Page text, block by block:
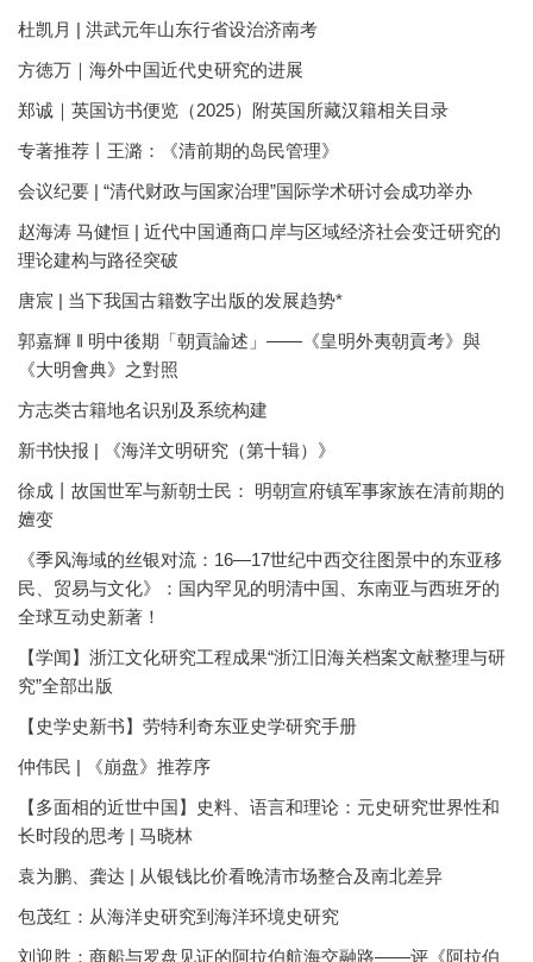
杜凯月 | 洪武元年山东行省设治济南考
方徳万｜海外中国近代史研究的进展
郑诚｜英国访书便览（2025）附英国所藏汉籍相关目录
专著推荐丨王潞：《清前期的岛民管理》
会议纪要 | “清代财政与国家治理”国际学术研讨会成功举办
赵海涛 马健恒 | 近代中国通商口岸与区域经济社会变迁研究的
理论建构与路径突破
唐宸 | 当下我国古籍数字出版的发展趋势*
郭嘉輝 ‖ 明中後期「朝貢論述」——《皇明外夷朝貢考》與
《大明會典》之對照
方志类古籍地名识别及系统构建
新书快报 | 《海洋文明研究（第十辑）》
徐成丨故国世军与新朝士民： 明朝宣府镇军事家族在清前期的
嬗变
《季风海域的丝银对流：16—17世纪中西交往图景中的东亚移
民、贸易与文化》：国内罕见的明清中国、东南亚与西班牙的
全球互动史新著！
【学闻】浙江文化研究工程成果“浙江旧海关档案文献整理与研
究”全部出版
【史学史新书】劳特利奇东亚史学研究手册
仲伟民 | 《崩盘》推荐序
【多面相的近世中国】史料、语言和理论：元史研究世界性和
长时段的思考 | 马晓林
袁为鹏、龚达 | 从银钱比价看晚清市场整合及南北差异
包茂红：从海洋史研究到海洋环境史研究
刘迎胜：商船与罗盘见证的阿拉伯航海交融路——评《阿拉伯